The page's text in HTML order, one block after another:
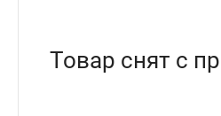
Товар снят с